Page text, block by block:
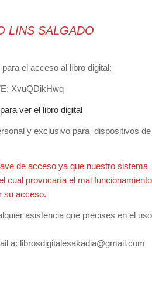
LINS SALGADO
el acceso al libro digital:
XvuQDikHwq
ver el libro digital
y exclusivo para dispositivos de
de acceso ya que nuestro sistema
cual provocaría el mal funcionamiento
su acceso.
asistencia que precises en el uso
a: librosdigitalesakadia@gmail.com